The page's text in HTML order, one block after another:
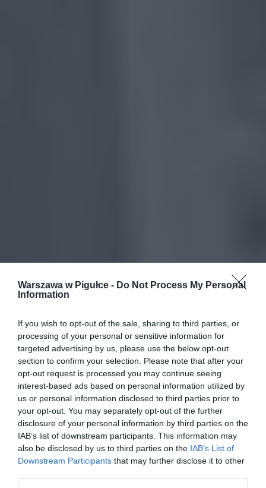
Warszawa w Pigułce - Do Not Process My Personal
Information
If you wish to opt-out of the sale, sharing to third parties, or
processing of your personal or sensitive information for
targeted advertising by us, please use the below opt-out
section to confirm your selection. Please note that after your
opt-out request is processed you may continue seeing
interest-based ads based on personal information utilized by
us or personal information disclosed to third parties prior to
your opt-out. You may separately opt-out of the further
disclosure of your personal information by third parties on the
IAB’s list of downstream participants. This information may
also be disclosed by us to third parties on the IAB’s List of
Downstream Participants that may further disclose it to other